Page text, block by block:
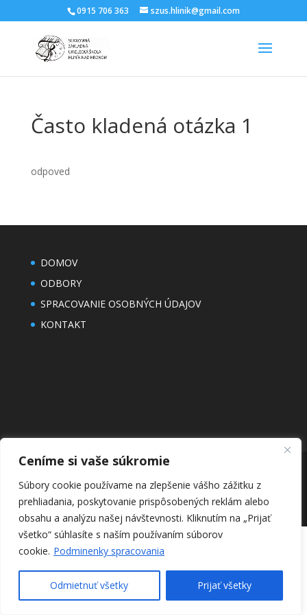
Ceníme si vaše súkromie
Súbory cookie používame na zlepšenie vášho zážitku z
prehliadania, poskytovanie prispôsobených reklám alebo
obsahu a analýzu našej návštevnosti. Kliknutím na „Prijať
všetko“ súhlasíte s naším používaním súborov
cookie. Podminenky spracovania
Odmietnuť všetky Prijať všetky
0915 706 363 szus.hlinik@gmail.com
Často kladená otázka 1
odpoved
DOMOV
ODBORY
SPRACOVANIE OSOBNÝCH ÚDAJOV
KONTAKT
©2025 - SZUŠ Hliník nad Hronom - "Umenie robí
človeka lepším."